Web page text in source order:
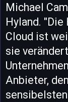
Michael
Hyland.
Cloud ist
sie
Anbieter,